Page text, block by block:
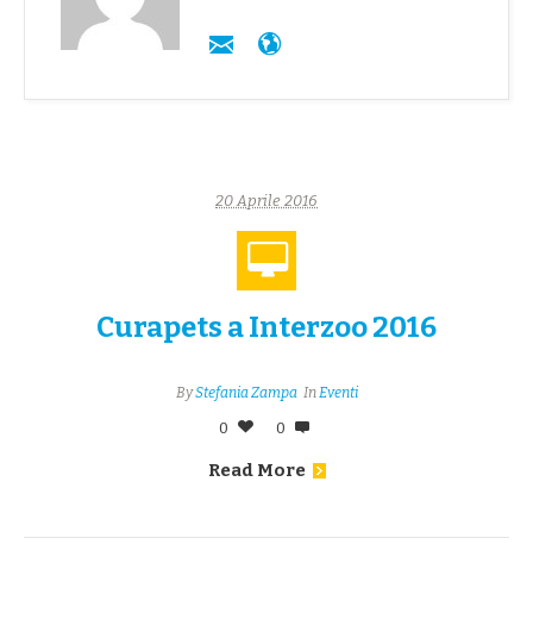
20 Aprile 2016
Curapets a Interzoo 2016
ByStefania Zampa InEventi
0 0
Read More